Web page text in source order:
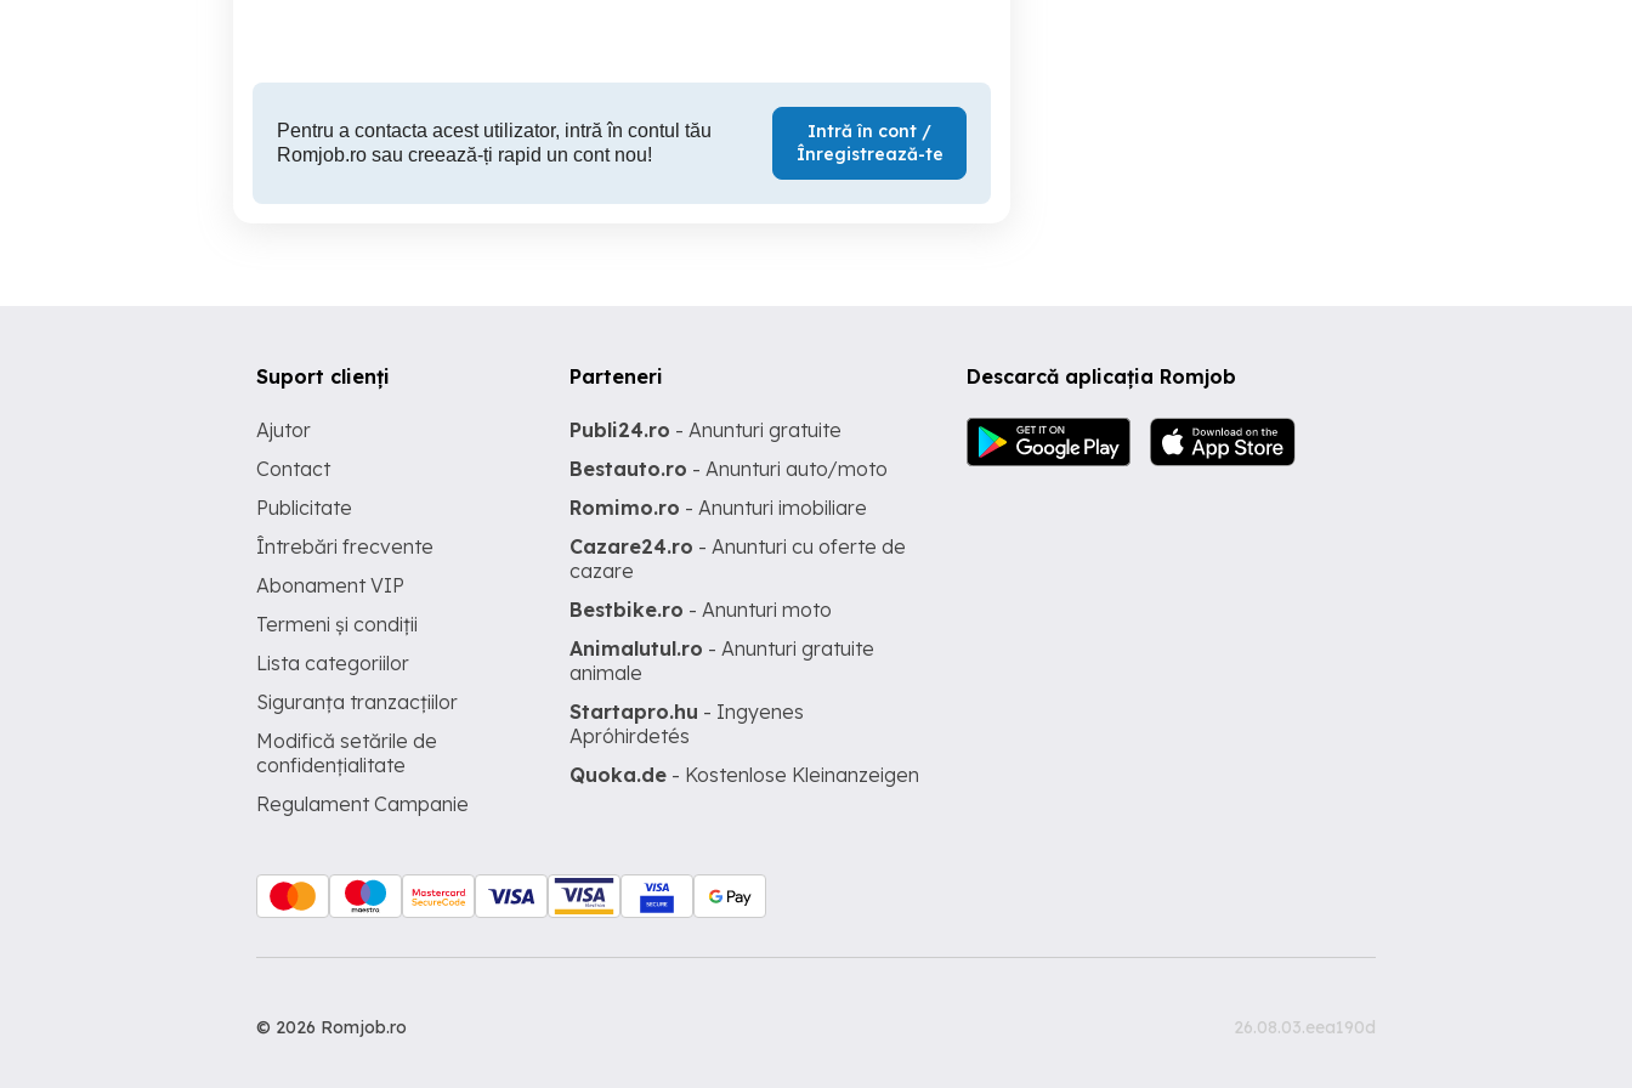
Pentru a contacta acest utilizator, intră în contul tău
Romjob.ro sau creează-ți rapid un cont nou!
Intră în cont /
Înregistrează-te
Descarcă aplicația Romjob
Suport clienți
Ajutor
Contact
Publicitate
Întrebări frecvente
Abonament VIP
Termeni și condiții
Lista categoriilor
Siguranța tranzacțiilor
Modifică setările de
confidențialitate
Regulament Campanie
Parteneri
Publi24.ro - Anunturi gratuite
Bestauto.ro - Anunturi auto/moto
Romimo.ro - Anunturi imobiliare
Cazare24.ro - Anunturi cu oferte de
cazare
Bestbike.ro - Anunturi moto
Animalutul.ro - Anunturi gratuite
animale
Startapro.hu - Ingyenes
Apróhirdetés
Quoka.de - Kostenlose Kleinanzeigen
© 2026 Romjob.ro 26.08.03.eea190d